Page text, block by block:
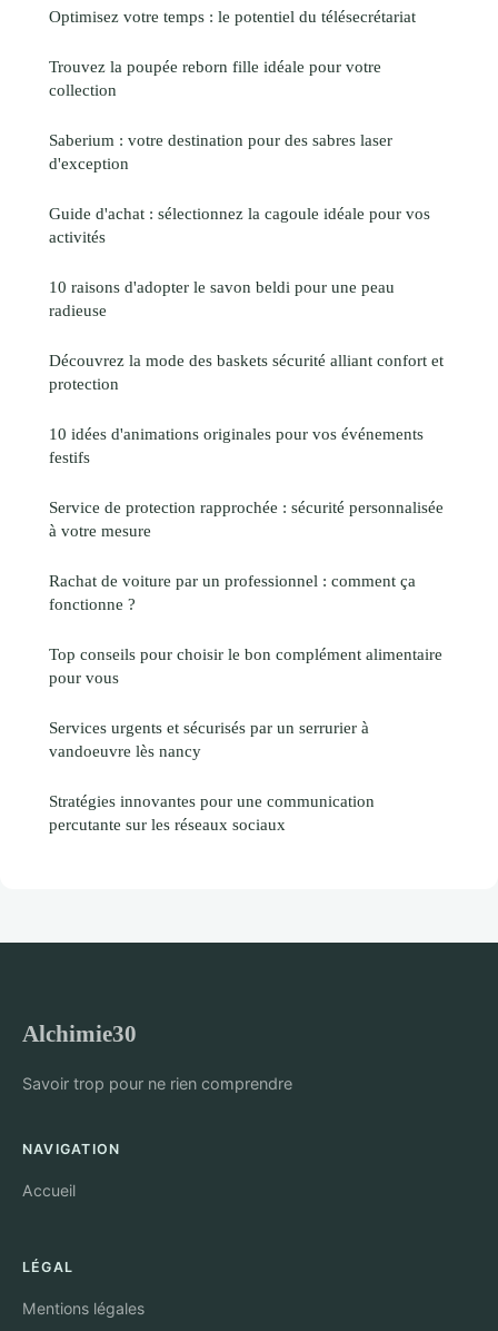
Optimisez votre temps : le potentiel du télésecrétariat
Trouvez la poupée reborn fille idéale pour votre
collection
Saberium : votre destination pour des sabres laser
d'exception
Guide d'achat : sélectionnez la cagoule idéale pour vos
activités
10 raisons d'adopter le savon beldi pour une peau
radieuse
Découvrez la mode des baskets sécurité alliant confort et
protection
10 idées d'animations originales pour vos événements
festifs
Service de protection rapprochée : sécurité personnalisée
à votre mesure
Rachat de voiture par un professionnel : comment ça
fonctionne ?
Top conseils pour choisir le bon complément alimentaire
pour vous
Services urgents et sécurisés par un serrurier à
vandoeuvre lès nancy
Stratégies innovantes pour une communication
percutante sur les réseaux sociaux
Alchimie30
Savoir trop pour ne rien comprendre
NAVIGATION
Accueil
LÉGAL
Mentions légales